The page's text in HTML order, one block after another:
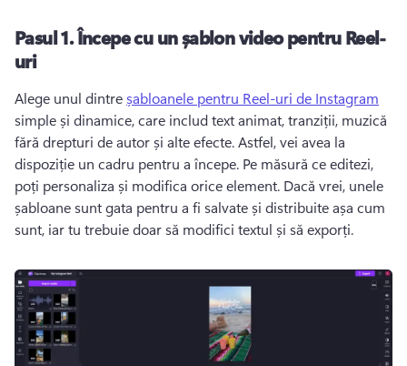
Pasul 1.Începe cu un șablon video pentru Reel-
uri
Alege unul dintre șabloanele pentru Reel-uri de Instagram
simple și dinamice, care includ text animat, tranziții, muzică
fără drepturi de autor și alte efecte. Astfel, vei avea la
dispoziție un cadru pentru a începe. Pe măsură ce editezi,
poți personaliza și modifica orice element. Dacă vrei, unele
șabloane sunt gata pentru a fi salvate și distribuite așa cum
sunt, iar tu trebuie doar să modifici textul și să exporți.